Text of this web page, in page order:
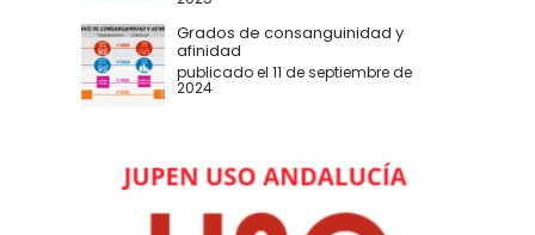
Grados de consanguinidad y
afinidad
publicado el 11 de septiembre de
2024